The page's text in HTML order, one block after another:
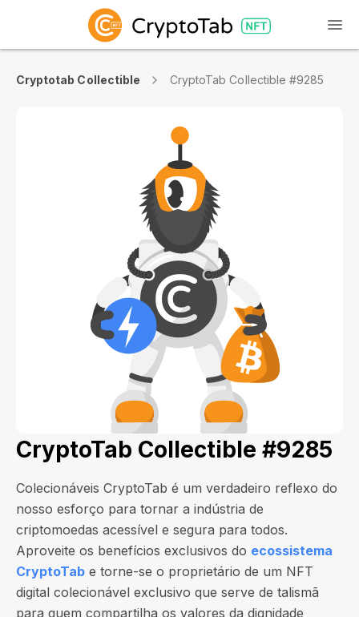
Cryptotab Collectible CryptoTab Collectible #9285
CryptoTab Collectible #9285
Colecionáveis CryptoTab é um verdadeiro reflexo do
nosso esforço para tornar a indústria de
criptomoedas acessível e segura para todos.
Aproveite os benefícios exclusivos do ecossistema
CryptoTab e torne-se o proprietário de um NFT
digital colecionável exclusivo que serve de talismã
para quem compartilha os valores da dignidade